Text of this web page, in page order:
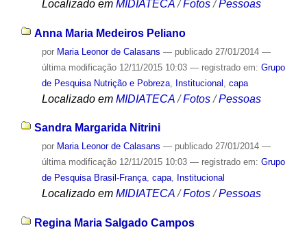
Localizado em MIDIATECA /Fotos /Pessoas
Anna Maria Medeiros Peliano
por Maria Leonor de Calasans — publicado27/01/2014 —
última modificação12/11/2015 10:03 — registrado em: Grupo
de Pesquisa Nutrição e Pobreza, Institucional capa
Localizado em MIDIATECA /Fotos /Pessoas
Sandra Margarida Nitrini
por Maria Leonor de Calasans — publicado27/01/2014 —
última modificação12/11/2015 10:03 — registrado em: Grupo
de Pesquisa Brasil-França, capa, Institucional
Localizado em MIDIATECA /Fotos /Pessoas
Regina Maria Salgado Campos